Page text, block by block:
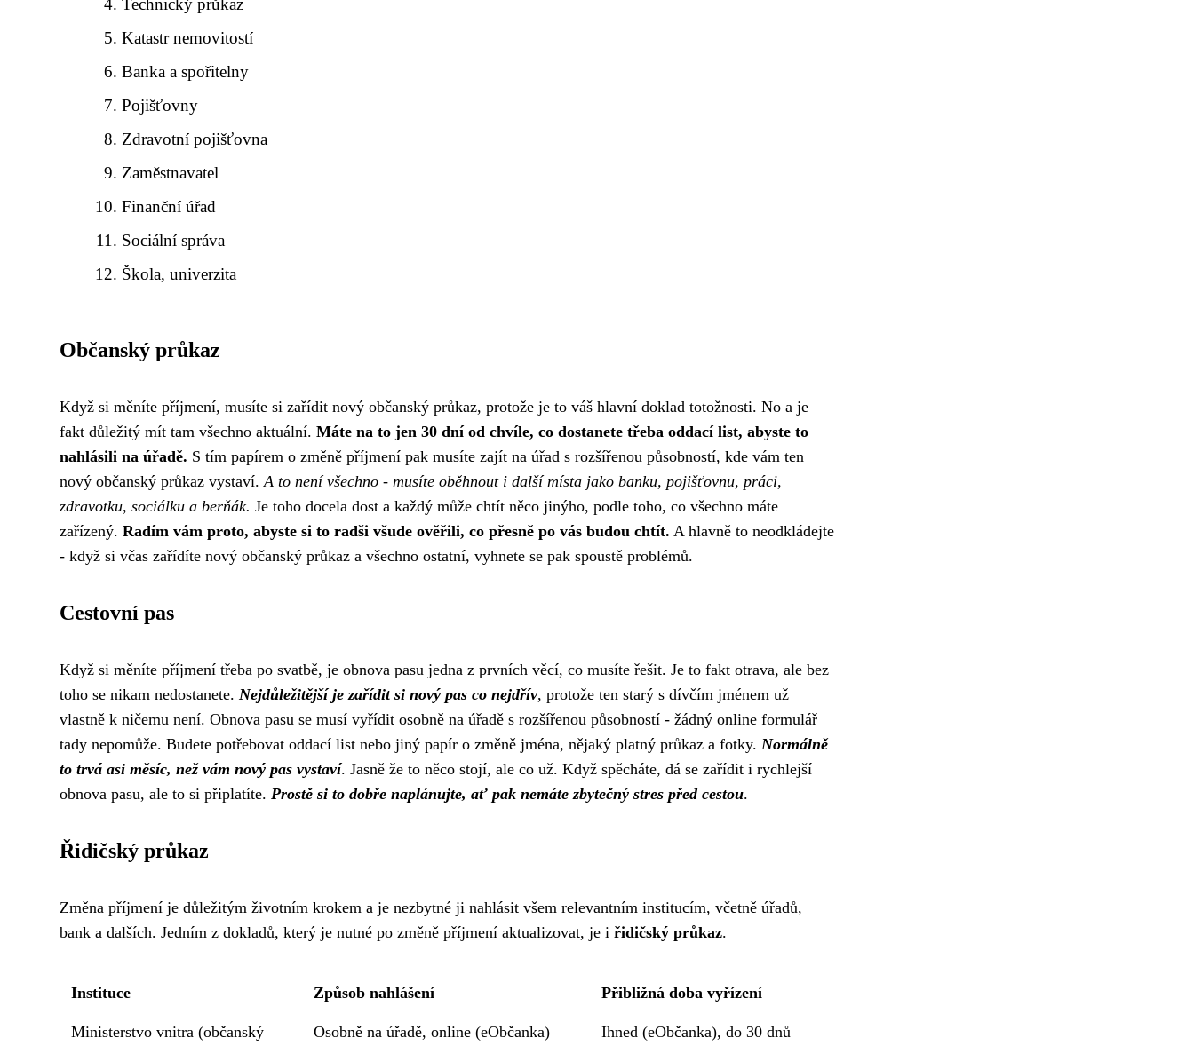
Technický průkaz
Katastr nemovitostí
Banka a spořitelny
Pojišťovny
Zdravotní pojišťovna
Zaměstnavatel
Finanční úřad
Sociální správa
Škola, univerzita
Občanský průkaz
Když si měníte příjmení, musíte si zařídit nový občanský průkaz, protože je to váš hlavní doklad totožnosti. No a je
fakt důležitý mít tam všechno aktuální. Máte na to jen 30 dní od chvíle, co dostanete třeba oddací list, abyste to
nahlásili na úřadě. S tím papírem o změně příjmení pak musíte zajít na úřad s rozšířenou působností, kde vám ten
nový občanský průkaz vystaví.A to není všechno - musíte oběhnout i další místa jako banku, pojišťovnu, práci,
zdravotku, sociálku a berňák. Je toho docela dost a každý může chtít něco jinýho, podle toho, co všechno máte
zařízený. Radím vám proto, abyste si to radši všude ověřili, co přesně po vás budou chtít. A hlavně to neodkládejte
- když si včas zařídíte nový občanský průkaz a všechno ostatní, vyhnete se pak spoustě problémů.
Cestovní pas
Když si měníte příjmení třeba po svatbě, je obnova pasu jedna z prvních věcí, co musíte řešit. Je to fakt otrava, ale bez
toho se nikam nedostanete. Nejdůležitější je zařídit si nový pas co nejdřív, protože ten starý s dívčím jménem už
vlastně k ničemu není. Obnova pasu se musí vyřídit osobně na úřadě s rozšířenou působností - žádný online formulář
tady nepomůže. Budete potřebovat oddací list nebo jiný papír o změně jména, nějaký platný průkaz a fotky. Normálně
to trvá asi měsíc, než vám nový pas vystaví. Jasně že to něco stojí, ale co už. Když spěcháte, dá se zařídit i rychlejší
obnova pasu, ale to si připlatíte. Prostě si to dobře naplánujte, ať pak nemáte zbytečný stres před cestou.
Řidičský průkaz
Změna příjmení je důležitým životním krokem a je nezbytné ji nahlásit všem relevantním institucím, včetně úřadů,
bank a dalších. Jedním z dokladů, který je nutné po změně příjmení aktualizovat, je i řidičský průkaz.
Instituce Způsob nahlášení Přibližná doba vyřízení
Ministerstvo vnitra (občanský
Osobně na úřadě, online (eObčanka)
Ihned (eObčanka), do 30 dnů